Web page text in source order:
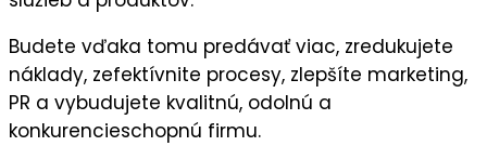
Budete vďaka tomu predávať viac, zredukujete
náklady, zefektívnite procesy, zlepšíte marketing,
PR a vybudujete kvalitnú, odolnú a
konkurencieschopnú firmu.